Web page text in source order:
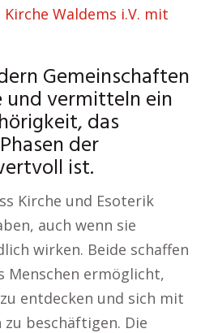
Waldems i.V. mit
Gemeinschaften
und vermitteln ein
das
der
ist.
Kirche und Esoterik
auch wenn sie
wirken. Beide schaffen
Menschen ermöglicht,
entdecken und sich mit
beschäftigen. Die